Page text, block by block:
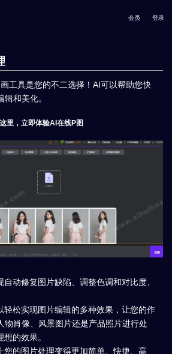
会员 登录
工具是您的不二选择！AI可以帮助您快
和美化。
里，立即体验AI在线P图
动修复图片缺陷、调整色调和对比度、
轻松实现图片编辑的多种效果，让您的作
物肖像、风景图片还是产品照片进行处
的效果。
您的图片处理变得更加简单、快捷、高